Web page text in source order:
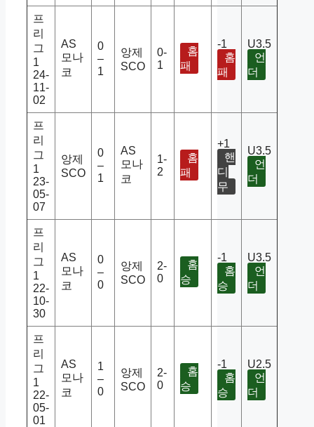
프
리
그
1
24-
11-
02
AS
모나
코
0
–
1
앙제
SCO
0-
1
홈
패
-1
홈
패
U3.5
언
더
프
리
그
1
23-
05-
07
앙제
SCO
0
–
1
AS
모나
코
1-
2
홈
패
+1
핸
디
무
U3.5
언
더
프
리
그
1
22-
10-
30
AS
모나
코
0
–
0
앙제
SCO
2-
0
홈
승
-1
홈
승
U3.5
언
더
프
리
그
1
22-
05-
01
AS
모나
코
1
–
0
앙제
SCO
2-
0
홈
승
-1
홈
승
U2.5
언
더